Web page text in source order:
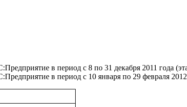
в период с 8 по 31 декабря 2011 года
в период с 10 января по 29 февраля 2012